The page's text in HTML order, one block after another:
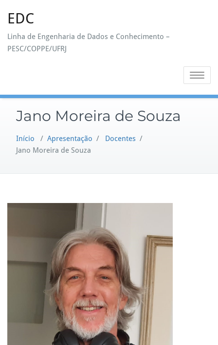
EDC
Linha de Engenharia de Dados e Conhecimento –
PESC/COPPE/UFRJ
Toggle
Jano Moreira de Souza
Início / Apresentação / Docentes /
Jano Moreira de Souza